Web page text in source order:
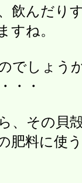
飲んだり
すね。
でしょう
・・
、その貝
肥料に使